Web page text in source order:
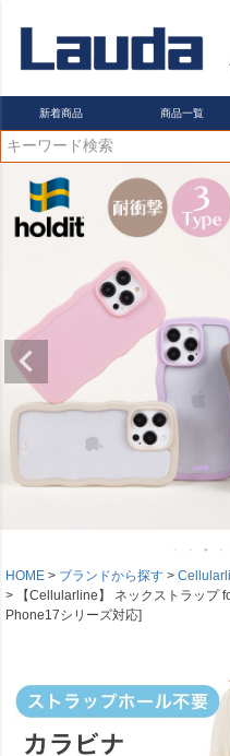
新着商品 商品一覧
HOME ブランドから探す
【Cellularline】 ネックストラップ
Phone17シリーズ対応]